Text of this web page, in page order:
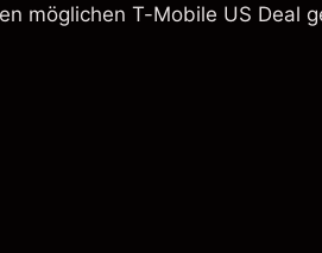
möglichen T-Mobile US Deal
der Vergangenheit ist kein